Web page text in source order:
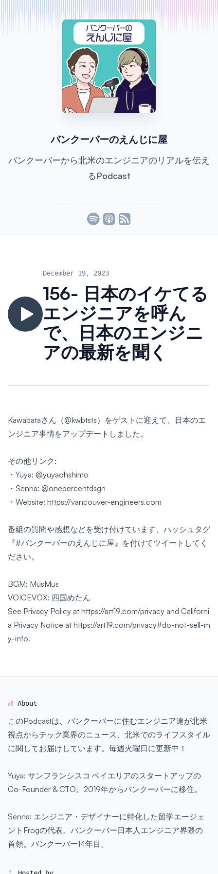
バンクーバーのえんじに屋
バンクーバーから北米のエンジニアのリアルを伝え
るPodcast
156- 日本のイケてる
エンジニアを呼ん
で、日本のエンジニ
アの最新を聞く
December 19, 2023
Kawabataさん（@kwbtsts）をゲストに迎えて、日本のエ
ンジニア事情をアップデートしました。
その他リンク:
・Yuya: @yuyaohshimo
・Senna: @onepercentdsgn
・Website: https://vancouver-engineers.com
番組の質問や感想などを受け付けています、ハッシュタグ
『#バンクーバーのえんじに屋』を付けてツイートしてく
ださい。
BGM: MusMus
VOICEVOX: 四国めたん
See Privacy Policy at https://art19.com/privacy and Californi
a Privacy Notice at https://art19.com/privacy#do-not-sell-m
y-info.
About
このPodcastは、バンクーバーに住むエンジニア達が北米
視点からテック業界のニュース、北米でのライフスタイル
に関してお届けしています。毎週火曜日に更新中！
Yuya: サンフランシスコ ベイエリアのスタートアップの
Co-Founder & CTO。2019年からバンクーバーに移住。
Senna: エンジニア・デザイナーに特化した留学エージェ
ントFrogの代表。バンクーバー日本人エンジニア界隈の
首領。バンクーバー14年目。